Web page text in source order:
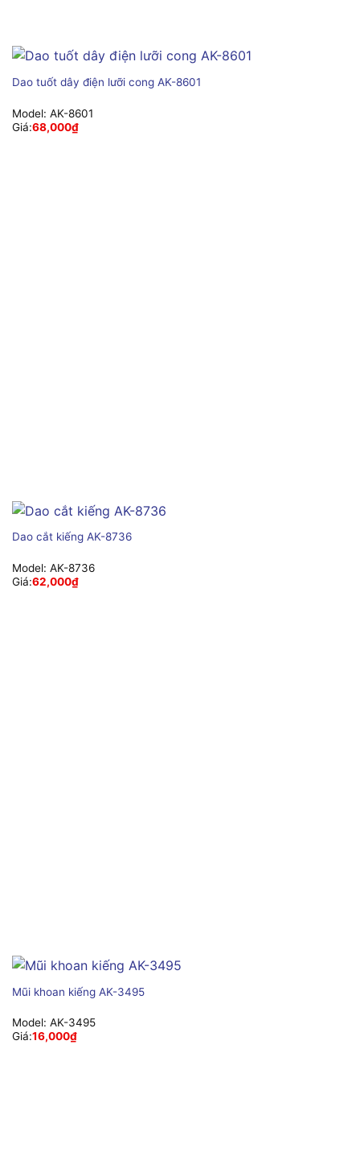
Dao tuốt dây điện lưỡi cong AK-8601
Model: AK-8601
Giá:68,000₫
Dao cắt kiếng AK-8736
Model: AK-8736
Giá:62,000₫
Mũi khoan kiếng AK-3495
Model: AK-3495
Giá:16,000₫